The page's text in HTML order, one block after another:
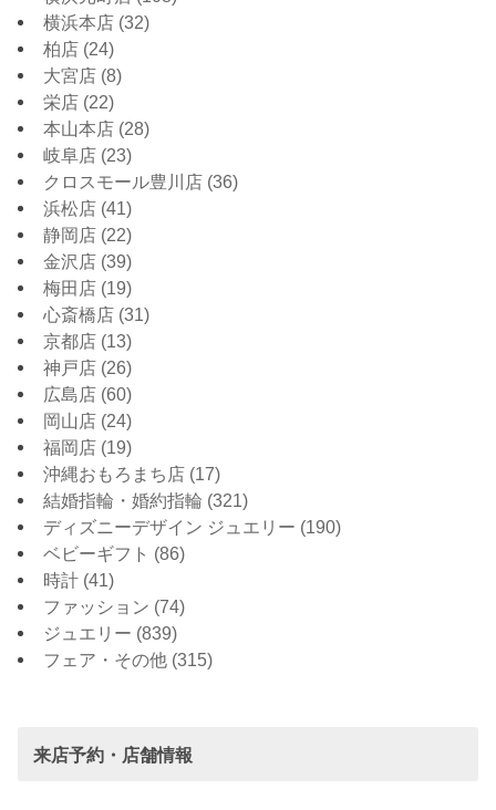
横浜本店 (32)
柏店 (24)
大宮店 (8)
栄店 (22)
本山本店 (28)
岐阜店 (23)
クロスモール豊川店 (36)
浜松店 (41)
静岡店 (22)
金沢店 (39)
梅田店 (19)
心斎橋店 (31)
京都店 (13)
神戸店 (26)
広島店 (60)
岡山店 (24)
福岡店 (19)
沖縄おもろまち店 (17)
結婚指輪・婚約指輪 (321)
ディズニーデザイン ジュエリー (190)
ベビーギフト (86)
時計 (41)
ファッション (74)
ジュエリー (839)
フェア・その他 (315)
来店予約・店舗情報